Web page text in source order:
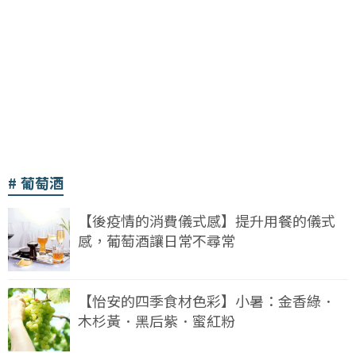
葡萄酒
【後疫情的消費儀式感】提升用餐的儀式
感，葡萄酒讓日常不尋常
【怡安的四季食材色彩】小暑：金香綠．
木杉黃．黑后紫．蜜紅粉